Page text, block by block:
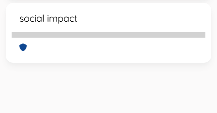
social impact